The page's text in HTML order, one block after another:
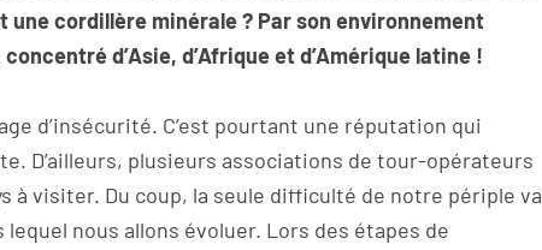
cordillère minérale ? Par son environnement
d’Asie, d’Afrique et d’Amérique latine !
d’insécurité. C’est pourtant une réputation qui
D’ailleurs, plusieurs associations de tour-opérateurs
à visiter. Du coup, la seule difficulté de notre périple va
nous allons évoluer. Lors des étapes de